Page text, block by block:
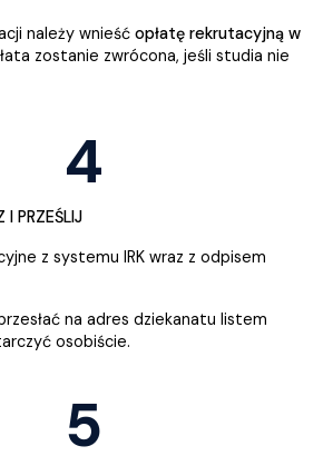
należy wnieść opłatę rekrutacyjną w
zostanie zwrócona, jeśli studia nie
4
I PRZEŚLIJ
z systemu IRK wraz z odpisem
na adres dziekanatu listem
osobiście.
5